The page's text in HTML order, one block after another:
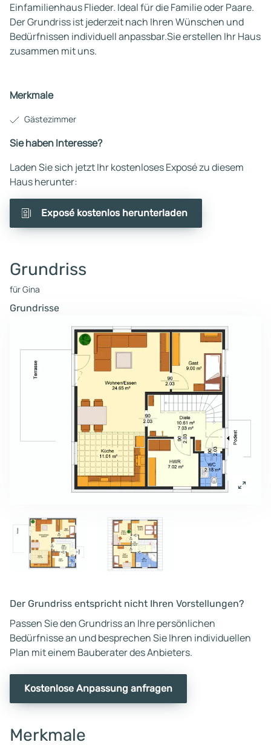
Einfamilienhaus Flieder. Ideal für die Familie oder Paare.
Der Grundriss ist jederzeit nach Ihren Wünschen und
Bedürfnissen individuell anpassbar.Sie erstellen Ihr Haus
zusammen mit uns.
Merkmale
Gästezimmer
Sie haben Interesse?
Laden Sie sich jetzt Ihr kostenloses Exposé zu diesem
Haus herunter:
Exposé kostenlos herunterladen
Grundriss
für Gina
Grundrisse
Der Grundriss entspricht nicht Ihren Vorstellungen?
Passen Sie den Grundriss an Ihre persönlichen
Bedürfnisse an und besprechen Sie Ihren individuellen
Plan mit einem Bauberater des Anbieters.
Kostenlose Anpassung anfragen
Merkmale